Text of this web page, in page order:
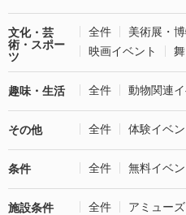
文化・芸
術・スポー
ツ
全件 美術展・
映画イベント
趣味・生活 全件 動物関連
その他 全件 体験イベ
条件 全件 無料イベン
施設条件 全件 アミュー